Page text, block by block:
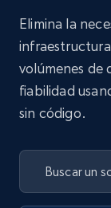
Elimina la
volúmenes de
fiabilidad
sin código.